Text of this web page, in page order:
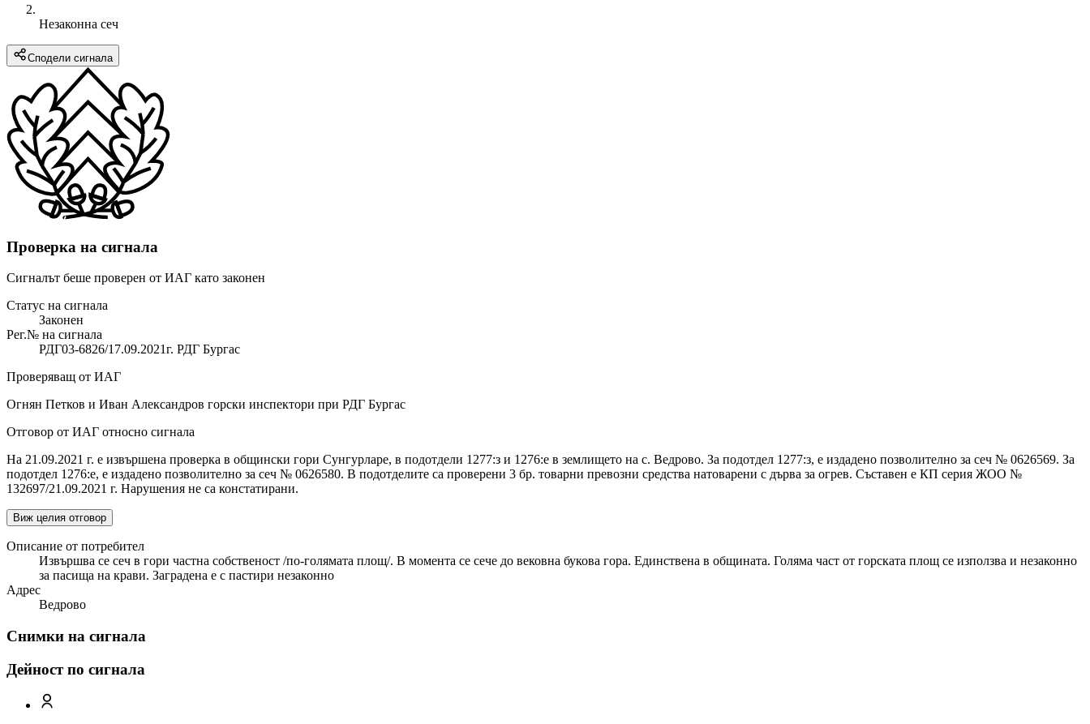
Незаконна сеч
Сподели сигнала
Проверка на сигнала
Сигналът беше проверен от ИАГ като законен
Статус на сигнала
Законен
Рег.№ на сигнала
РДГ03-6826/17.09.2021г. РДГ Бургас
Проверяващ от ИАГ
Огнян Петков и Иван Александров горски инспектори при РДГ Бургас
Отговор от ИАГ относно сигнала
На 21.09.2021 г. е извършена проверка в общински гори Сунгурларе, в подотдели 1277:з и 1276:е в землището на с. Ведрово. За подотдел 1277:з, е издадено позволително за сеч № 0626569. За
подотдел 1276:е, е издадено позволително за сеч № 0626580. В подотделите са проверени 3 бр. товарни превозни средства натоварени с дърва за огрев. Съставен е КП серия ЖОО №
132697/21.09.2021 г. Нарушения не са констатирани.
Виж целия отговор
Описание от потребител
Извършва се сеч в гори частна собственост /по-голямата площ/. В момента се сече до вековна букова гора. Единствена в общината. Голяма част от горската площ се използва и незаконно
за пасища на крави. Заградена е с пастири незаконно
Адрес
Ведрово
Снимки на сигнала
Дейност по сигнала